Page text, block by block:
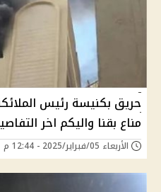
حريق بكنيسة رئيس
مناع بقنا واليكم اخر
الأربعاء 05/فبراير/2025 - 12:44 م